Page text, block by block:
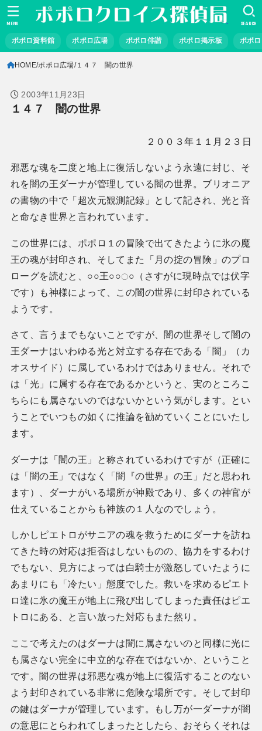
ポポロ資料館 ポポロ広場 ポポロ俳諧 ポポロ掲示板 ポポ
SEARCH
MENU
HOME ポポロ広場 １４７ 闇の世界
2003年11月23日
１４７ 闇の世界
２００３年１１月２３日
邪悪な魂を二度と地上に復活しないよう永遠に封じ、そ
れを闇の王ダーナが管理している闇の世界。ブリオニア
の書物の中で「超次元観測記録」として記され、光と音
と命なき世界と言われています。
この世界には、ポポロ１の冒険で出てきたように氷の魔
王の魂が封印され、そしてまた「月の掟の冒険」のプロ
ローグを読むと、○○王○○〇○（さすがに現時点では伏字
です）も神様によって、この闇の世界に封印されている
ようです。
さて、言うまでもないことですが、闇の世界そして闇の
王ダーナはいわゆる光と対立する存在である「闇」（カ
オスサイド）に属しているわけではありません。それで
は「光」に属する存在であるかというと、実のところこ
ちらにも属さないのではないかという気がします。とい
うことでいつもの如くに推論を勧めていくことにいたし
ます。
ダーナは「闇の王」と称されているわけですが（正確に
は「闇の王」ではなく「闇『の世界』の王」だと思われ
ます）、ダーナがいる場所が神殿であり、多くの神官が
仕えていることからも神族の１人なのでしょう。
しかしピエトロがサニアの魂を救うためにダーナを訪ね
てきた時の対応は拒否はしないものの、協力をするわけ
でもない、見方によっては白騎士が激怒していたように
あまりにも「冷たい」態度でした。救いを求めるピエト
ロ達に氷の魔王が地上に飛び出してしまった責任はピエ
トロにある、と言い放った対応もまた然り。
ここで考えたのはダーナは闇に属さないのと同様に光に
も属さない完全に中立的な存在ではないか、ということ
です。闇の世界は邪悪な魂が地上に復活することのない
よう封印されている非常に危険な場所です。そして封印
の鍵はダーナが管理しています。もし万が一ダーナが闇
の意思にとらわれてしまったとしたら、おそらくそれは